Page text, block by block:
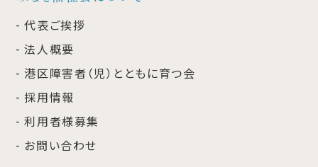
代表ご挨拶
法人概要
港区障害者（児）とともに育つ会
採用情報
利用者様募集
お問い合わせ